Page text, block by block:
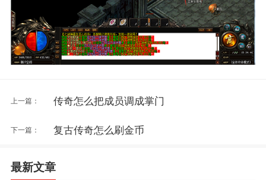
上一篇： 传奇怎么把成员调成掌门
下一篇： 复古传奇怎么刷金币
最新文章